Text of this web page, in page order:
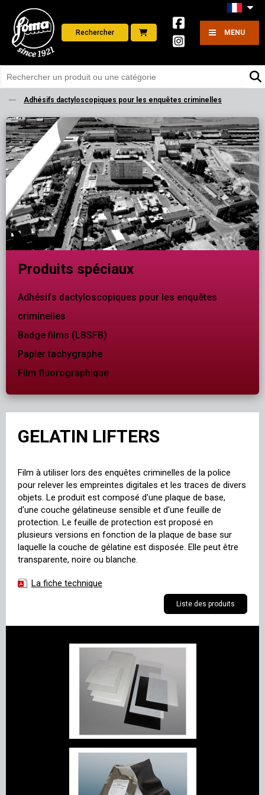
Rechercher MENU
Adhésifs dactyloscopiques pour les enquêtes criminelles
Produits spéciaux
Adhésifs dactyloscopiques pour les enquêtes
criminelles
Badge films (LBSFB)
Papier tachygraphe
Film fluorographique
GELATIN LIFTERS
Film à utiliser lors des enquêtes criminelles de la police
pour relever les empreintes digitales et les traces de divers
objets. Le produit est composé d'une plaque de base,
d'une couche gélatineuse sensible et d'une feuille de
protection. Le feuille de protection est proposé en
plusieurs versions en fonction de la plaque de base sur
laquelle la couche de gélatine est disposée. Elle peut être
transparente, noire ou blanche.
La fiche technique
Liste des produits